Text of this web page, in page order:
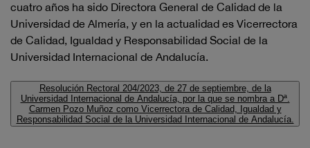
cuatro años ha sido Directora General de Calidad de la
Universidad de Almería, y en la actualidad es Vicerrectora
de Calidad, Igualdad y Responsabilidad Social de la
Universidad Internacional de Andalucía.
Resolución Rectoral 204/2023, de 27 de septiembre, de la
Universidad Internacional de Andalucía, por la que se nombra a Dª.
Carmen Pozo Muñoz como Vicerrectora de Calidad, Igualdad y
Responsabilidad Social de la Universidad Internacional de Andalucía.